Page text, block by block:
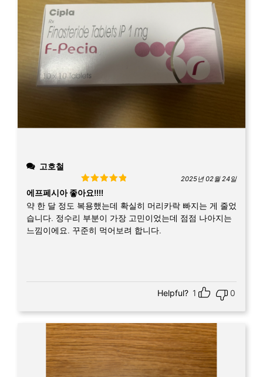
고호철
Rated
of 5
2025년 02월 24일
에프페시아 좋아요!!!!
약 한 달 정도 복용했는데 확실히 머리카락 빠지는 게 줄었
습니다. 정수리 부분이 가장 고민이었는데 점점 나아지는
느낌이에요. 꾸준히 먹어보려 합니다.
Helpful? 1 0